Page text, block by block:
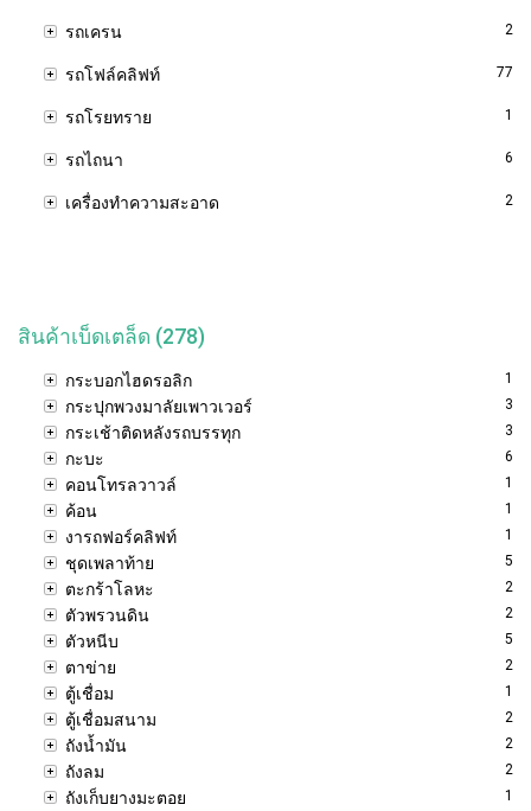
รถเครน 2
รถโฟล์คลิฟท์ 77
รถโรยทราย 1
รถไถนา 6
เครื่องทำความสะอาด 2
สินค้าเบ็ดเตล็ด (278)
กระบอกไฮดรอลิก 1
กระปุกพวงมาลัยเพาวเวอร์ 3
กระเช้าติดหลังรถบรรทุก 3
กะบะ 6
คอนโทรลวาวล์ 1
ค้อน 1
งารถฟอร์คลิฟท์ 1
ชุดเพลาท้าย 5
ตะกร้าโลหะ 2
ตัวพรวนดิน 2
ตัวหนีบ 5
ตาข่าย 2
ตู้เชื่อม 1
ตู้เชื่อมสนาม 2
ถังน้ำมัน 2
ถังลม 2
ถังเก็บยางมะตอย 1